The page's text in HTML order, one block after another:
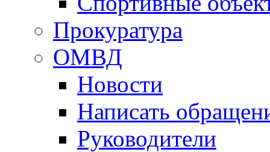
Прокуратура
ОМВД
Новости
Написать
Руководители